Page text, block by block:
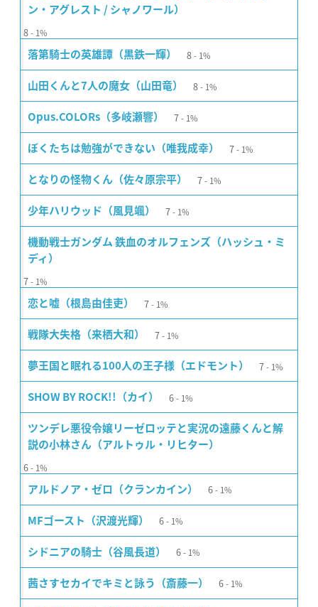
ン・アグレスト / シャノワール）
8 1%
落第騎士の英雄譚（黒鉄一輝） 8 1%
山田くんと7人の魔女（山田竜） 8 1%
Opus.COLORs（多岐瀬響） 7 1%
ぼくたちは勉強ができない（唯我成幸） 7 1%
となりの怪物くん（佐々原宗平） 7 1%
少年ハリウッド（風見颯） 7 1%
機動戦士ガンダム 鉄血のオルフェンズ（ハッシュ・ミ
ディ）
7 1%
恋と嘘（根島由佳吏） 7 1%
戦隊大失格（来栖大和） 7 1%
夢王国と眠れる100人の王子様（エドモント） 7 1%
SHOW BY ROCK!!（カイ） 6 1%
ツンデレ悪役令嬢リーゼロッテと実況の遠藤くんと解
説の小林さん（アルトゥル・リヒター）
6 1%
アルドノア・ゼロ（クランカイン） 6 1%
MFゴースト（沢渡光輝） 6 1%
シドニアの騎士（谷風長道） 6 1%
茜さすセカイでキミと詠う（斎藤一） 6 1%